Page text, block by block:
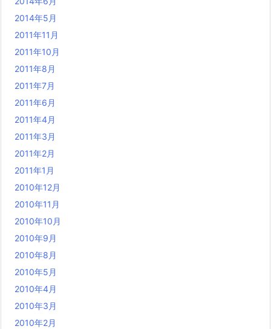
2014年5月
2011年11月
2011年10月
2011年8月
2011年7月
2011年6月
2011年4月
2011年3月
2011年2月
2011年1月
2010年12月
2010年11月
2010年10月
2010年9月
2010年8月
2010年5月
2010年4月
2010年3月
2010年2月